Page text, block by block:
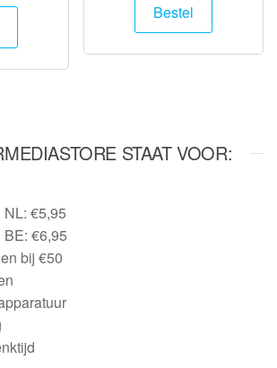
Bestel
STAAT VOOR:
€5,95
€6,95
bij €50